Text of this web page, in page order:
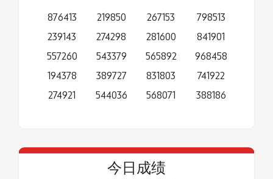
876413
239143
557260
194378
274921
219850
274298
543379
389727
544036
267153
281600
565892
831803
568071
798513
841901
968458
741922
388186
今日成绩